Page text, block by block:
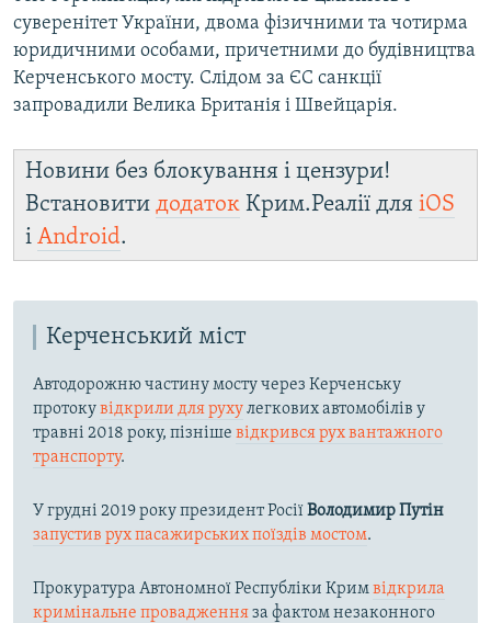
суверенітет України, двома фізичними та чотирма
юридичними особами, причетними до будівництва
Керченського мосту. Слідом за ЄС санкції
запровадили Велика Британія і Швейцарія.
Новини без блокування і цензури!
Встановити додаток Крим.Реалії для iOS
і Android.
Керченський міст
Автодорожню частину мосту через Керченську
протокувідкрили для рухулегкових автомобілів у
травні 2018 року, пізніше відкрився рух вантажного
транспорту.
У грудні 2019 року президент РосіїВолодимир Путін
запустив рух пасажирських поїздів мостом.
Прокуратура Автономної Республіки Кримвідкрила
кримінальне провадженняза фактом незаконного